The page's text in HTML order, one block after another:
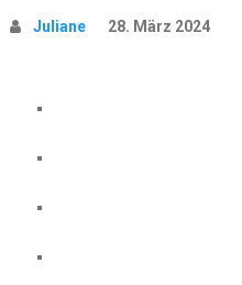
Juliane 28. März 2024